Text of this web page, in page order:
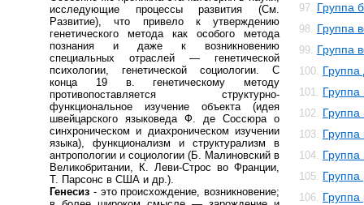
исследующие процессы развития (См.
Развитие), что привело к утверждению
генетического метода как особого метода
познания и даже к возникновению
специальных отраслей — генетической
психологии, генетической социологии. С
конца 19 в. генетическому методу
противопоставляется структурно-
функциональное изучение объекта (идея
швейцарского языковеда Ф. де Соссюра о
синхроническом и диахроническом изучении
языка), функционализм и структурализм в
антропологии и социологии (Б. Малиновский в
Великобритании, К. Леви-Строс во Франции,
Т. Парсонс в США и др.).
Генесиз - это происхождение, возникновение;
97. Группа
98. Группа
99. Группа
100.
101. Группа
102.
103.
104.
105. Группа
106.